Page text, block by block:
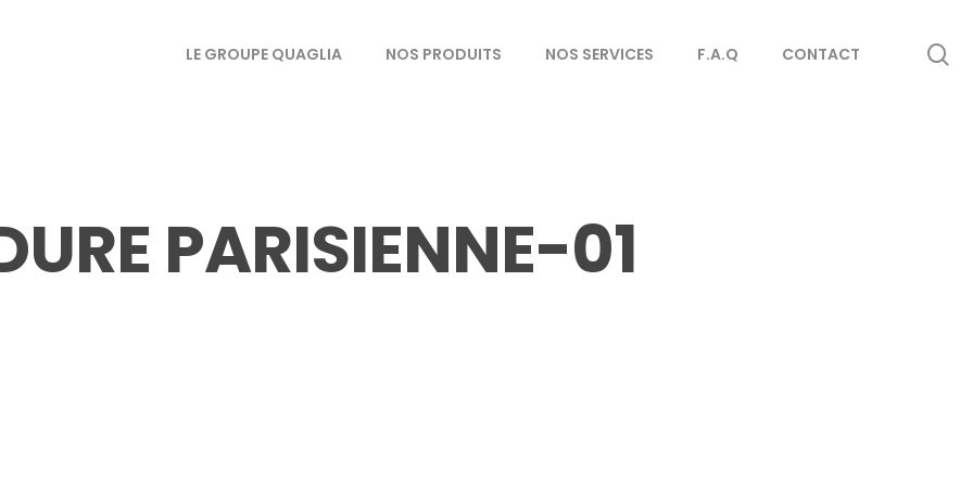
LE GROUPE QUAGLIA NOS PRODUITS NOS SERVICES F.A.Q CONTACT
PARISIENNE-01